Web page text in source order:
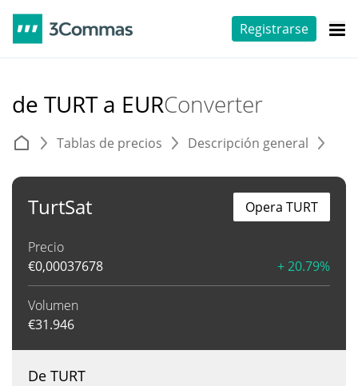
Registrarse
de TURT a EURConverter
Tablas de precios Descripción general
TurtSat
Precio
€0,00037678 + 20.79%
Volumen
€31.946
Opera TURT
De TURT